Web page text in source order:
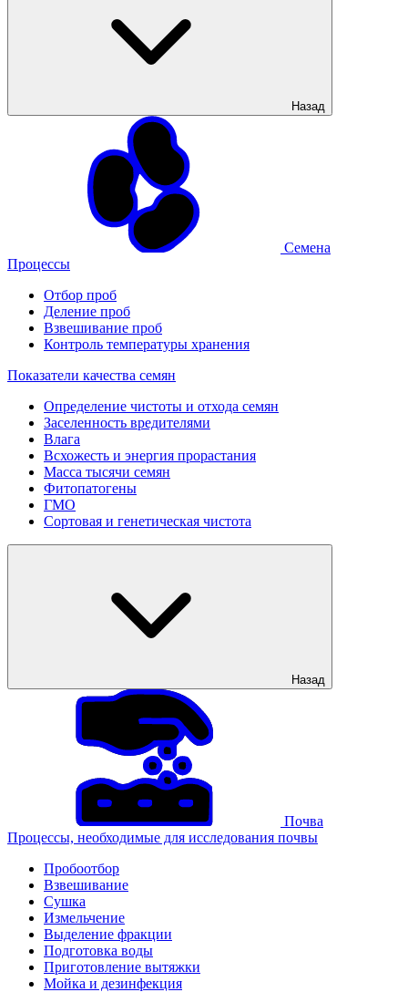
Назад
Семена
Процессы
Отбор проб
Деление проб
Взвешивание проб
Контроль температуры хранения
Показатели качества семян
Определение чистоты и отхода семян
Заселенность вредителями
Влага
Всхожесть и энергия прорастания
Масса тысячи семян
Фитопатогены
ГМО
Сортовая и генетическая чистота
Назад
Почва
Процессы, необходимые для исследования почвы
Пробоотбор
Взвешивание
Сушка
Измельчение
Выделение фракции
Подготовка воды
Приготовление вытяжки
Мойка и дезинфекция